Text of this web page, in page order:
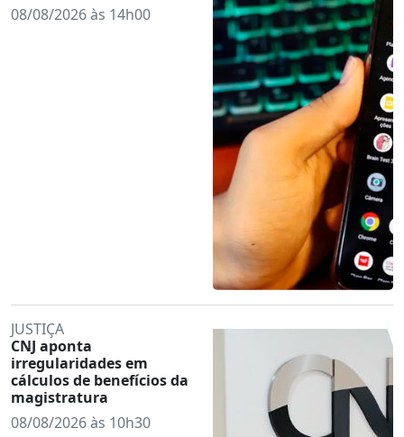
08/08/2026 às 14h00
JUSTIÇA
CNJ aponta
irregularidades em
cálculos de benefícios da
magistratura
08/08/2026 às 10h30